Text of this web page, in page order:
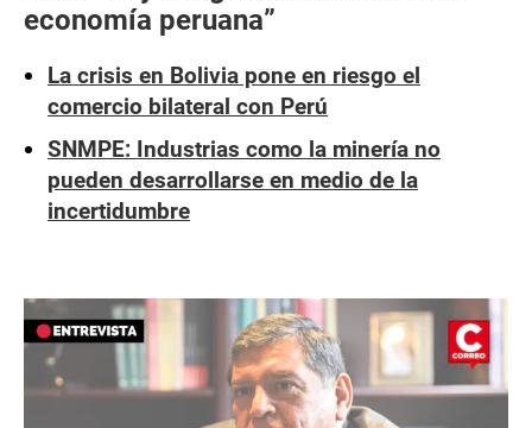
economía peruana”
La crisis en Bolivia pone en riesgo el
comercio bilateral con Perú
SNMPE: Industrias como la minería no
pueden desarrollarse en medio de la
incertidumbre